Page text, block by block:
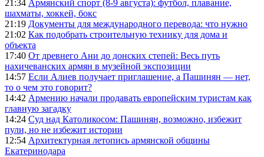
21:34 Армянский спорт (8-9 августа): футбол, плавание,
шахматы, хоккей, бокс
21:19 Документы для международного перевода: что нужно
21:02 Как подобрать строительную технику для дома и
объекта
17:40 От древнего Ани до донских степей: Весь путь
нахичеванских армян в музейной экспозиции
14:57 Если Алиев получает приглашение, а Пашинян — нет,
то о чем это говорит?
14:42 Армению начали продавать европейским туристам как
главную загадку
14:24 Суд над Католикосом: Пашинян, возможно, избежит
пули, но не избежит истории
12:54 Архитектурная летопись армянской общины
Екатеринодара